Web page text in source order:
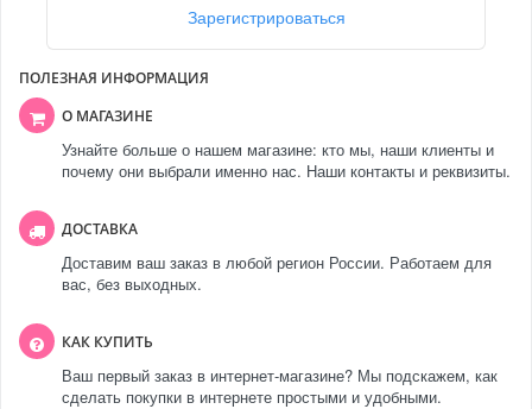
Зарегистрироваться
ПОЛЕЗНАЯ ИНФОРМАЦИЯ
О МАГАЗИНЕ
Узнайте больше о нашем магазине: кто мы, наши клиенты и
почему они выбрали именно нас. Наши контакты и реквизиты.
ДОСТАВКА
Доставим ваш заказ в любой регион России. Работаем для
вас, без выходных.
КАК КУПИТЬ
Ваш первый заказ в интернет-магазине? Мы подскажем, как
сделать покупки в интернете простыми и удобными.